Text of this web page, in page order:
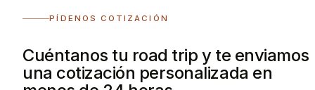
PÍDENOS COTIZACIÓN
Cuéntanos tu road trip y te enviamos
una cotización personalizada en